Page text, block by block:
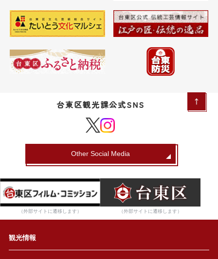
台東区観光課公式SNS
Other Social Media
（外部サイトに遷移します） （外部サイトに遷移します）
観光情報